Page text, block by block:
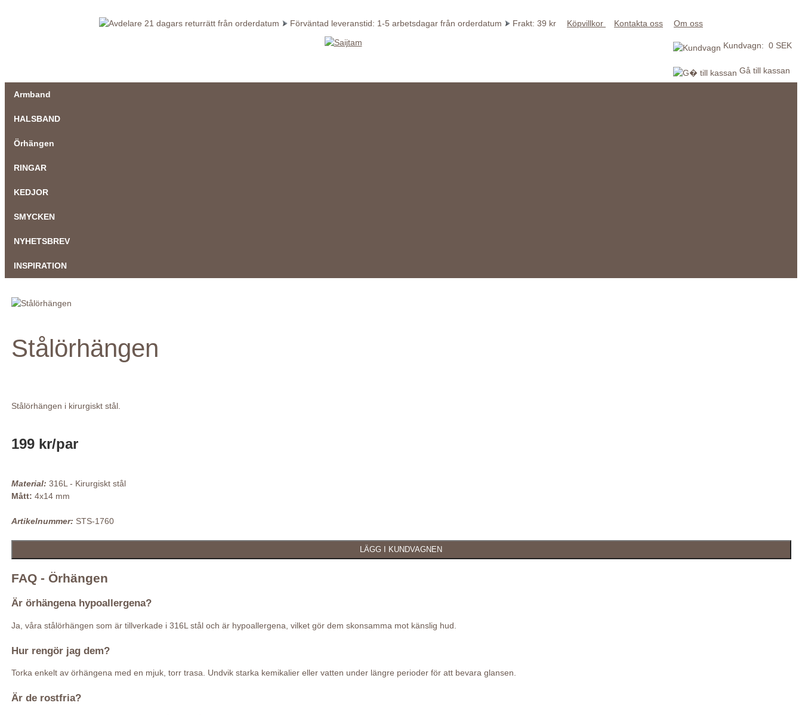
21 dagars returrätt från orderdatum Förväntad leveranstid: 1-5 arbetsdagar från orderdatum Frakt: 39 kr Köpvillkor Kontakta oss Om oss
Kundvagn: 0 SEK
Gå till kassan
Armband
HALSBAND
Örhängen
RINGAR
KEDJOR
SMYCKEN
NYHETSBREV
INSPIRATION
Stålörhängen
Stålörhängen i kirurgiskt stål.
199 kr/par
Material: 316L - Kirurgiskt stål
Mått: 4x14 mm
Artikelnummer: STS-1760
FAQ - Örhängen
Är örhängena hypoallergena?
Ja, våra stålörhängen som är tillverkade i 316L stål och är hypoallergena, vilket gör dem skonsamma mot känslig hud.
Hur rengör jag dem?
Torka enkelt av örhängena med en mjuk, torr trasa. Undvik starka kemikalier eller vatten under längre perioder för att bevara glansen.
Är de rostfria?